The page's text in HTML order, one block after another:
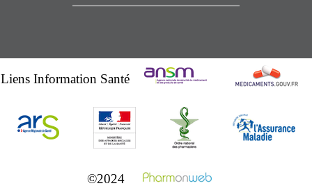
Liens Information Santé
©2024